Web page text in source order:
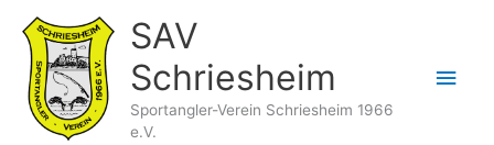
Inhalt
springen
SAV
Schriesheim
Sportangler-Verein Schriesheim 1966
e.V.